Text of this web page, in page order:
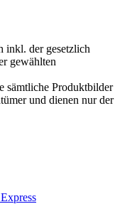
inkl. der gesetzlich
gewählten
sämtliche Produktbilder
und dienen nur der